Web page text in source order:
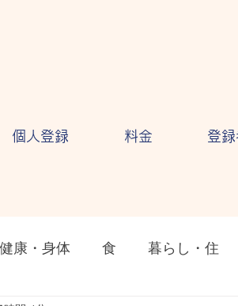
個人登録 料金 登
健康・身体 食 暮らし・住